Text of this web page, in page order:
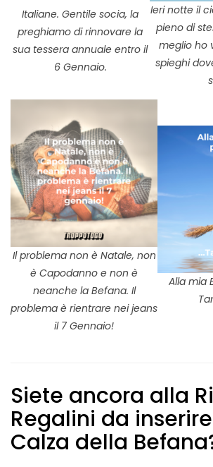
Italiane. Gentile socia, la
preghiamo di rinnovare la
sua tessera annuale entro il
6 Gennaio.
Ieri notte il
pieno di
meglio ho
spieghi
Il problema non è Natale, non
è Capodanno e non è
neanche la Befana. Il
problema è rientrare nei jeans
il 7 Gennaio!
Alla mia
Siete ancora alla
Regalini da
Calza della